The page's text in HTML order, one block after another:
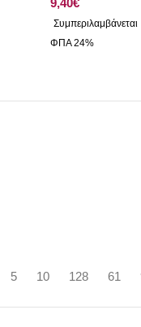
€
5 10 128 61